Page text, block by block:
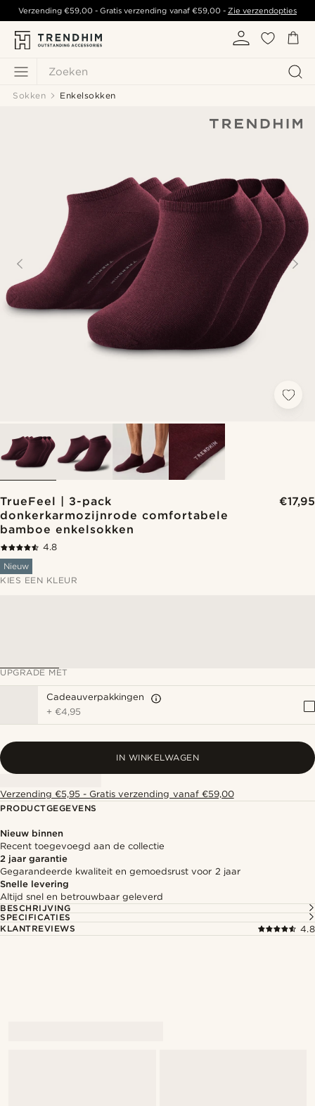
Zoeken
Verzending€59,00 - Gratis verzending vanaf €59,00- Zie verzendopties
Sokken Enkelsokken
TrueFeel | 3-pack
donkerkarmozijnrode comfortabele
bamboe enkelsokken
€17,95
4.8
Nieuw
KIES EEN KLEUR
UPGRADE MET
Cadeauverpakkingen
+€4,95
IN WINKELWAGEN
Verzending €5,95 - Gratis verzending vanaf €59,00
PRODUCTGEGEVENS
Nieuw binnen
Recent toegevoegd aan de collectie
2 jaar garantie
Gegarandeerde kwaliteit en gemoedsrust voor 2 jaar
Snelle levering
Altijd snel en betrouwbaar geleverd
BESCHRIJVING
SPECIFICATIES
KLANTREVIEWS
4.8